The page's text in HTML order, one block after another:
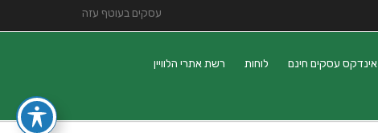
עסקים בעוטף עזה
אינדקס עסקים חינם לוחות רשת אתרי הלוויין